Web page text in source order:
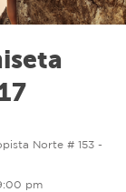
Norte # 153 -
pm